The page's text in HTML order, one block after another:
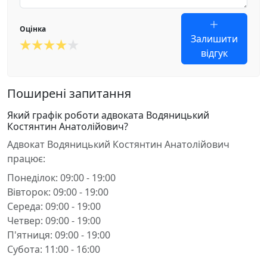
Оцінка
Залишити
відгук
Поширені запитання
Який графік роботи адвоката Водяницький
Костянтин Анатолійович?
Адвокат Водяницький Костянтин Анатолійович
працює:
Понеділок: 09:00 - 19:00
Вівторок: 09:00 - 19:00
Середа: 09:00 - 19:00
Четвер: 09:00 - 19:00
П'ятниця: 09:00 - 19:00
Субота: 11:00 - 16:00